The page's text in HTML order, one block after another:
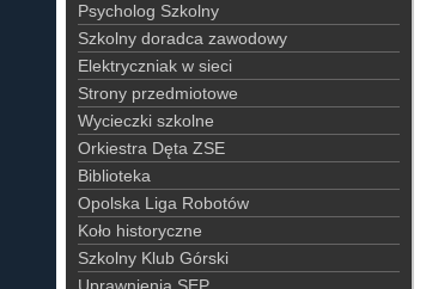
Psycholog Szkolny
Szkolny doradca zawodowy
Elektryczniak w sieci
Strony przedmiotowe
Wycieczki szkolne
Orkiestra Dęta ZSE
Biblioteka
Opolska Liga Robotów
Koło historyczne
Szkolny Klub Górski